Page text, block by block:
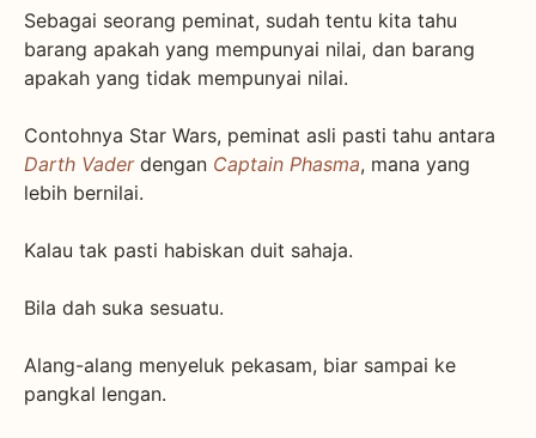
Sebagai seorang peminat, sudah tentu kita tahu
barang apakah yang mempunyai nilai, dan barang
apakah yang tidak mempunyai nilai.
Contohnya Star Wars, peminat asli pasti tahu antara
Darth Vaderdengan Captain Phasma, mana yang
lebih bernilai.
Kalau tak pasti habiskan duit sahaja.
Bila dah suka sesuatu.
Alang-alang menyeluk pekasam, biar sampai ke
pangkal lengan.